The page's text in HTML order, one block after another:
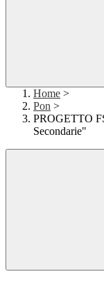
Home >
Pon >
PROGETTO
Secondarie"